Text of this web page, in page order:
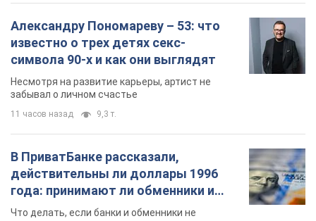
Александру Пономареву – 53: что
известно о трех детях секс-
символа 90-х и как они выглядят
Несмотря на развитие карьеры, артист не
забывал о личном счастье
11 часов назад 9,3 т.
В ПриватБанке рассказали,
действительны ли доллары 1996
года: принимают ли обменники и
банки такие купюры
Что делать, если банки и обменники не